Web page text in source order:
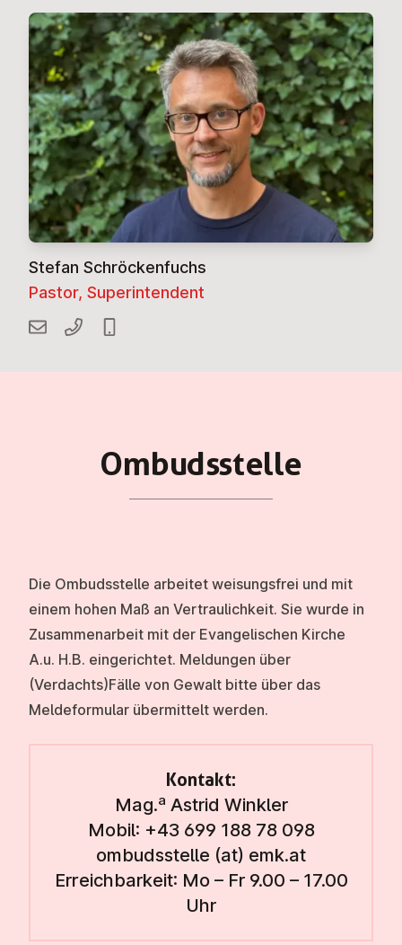
Stefan Schröckenfuchs
Pastor, Superintendent
Om­buds­stel­le
Die Ombudsstelle arbeitet weisungsfrei und mit
einem hohen Maß an Vertraulichkeit. Sie wurde in
Zusammenarbeit mit der Evangelischen Kirche
A.u. H.B. eingerichtet. Meldungen über
(Verdachts)Fälle von Gewalt bitte über das
Meldeformular übermittelt werden.
Kontakt:
Mag.a Astrid Winkler
Mobil: +43 699 188 78 098
ombudsstelle (at) emk.at
Erreichbarkeit: Mo – Fr 9.00 – 17.00
Uhr